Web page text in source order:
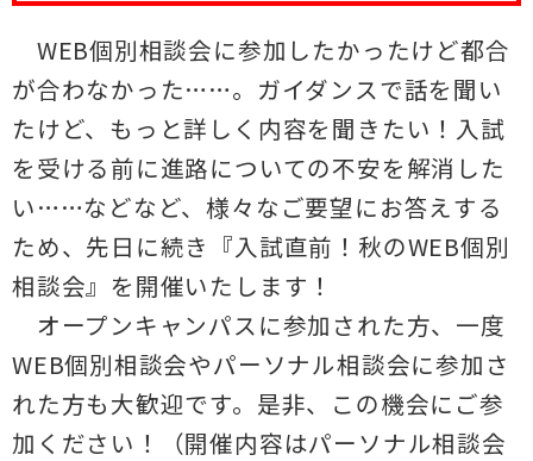
WEB個別相談会に参加したかったけど都合
が合わなかった……。ガイダンスで話を聞い
たけど、もっと詳しく内容を聞きたい！入試
を受ける前に進路についての不安を解消した
い……などなど、様々なご要望にお答えする
ため、先日に続き『入試直前！秋のWEB個別
相談会』を開催いたします！
オープンキャンパスに参加された方、一度
WEB個別相談会やパーソナル相談会に参加さ
れた方も大歓迎です。是非、この機会にご参
加ください！（開催内容はパーソナル相談会